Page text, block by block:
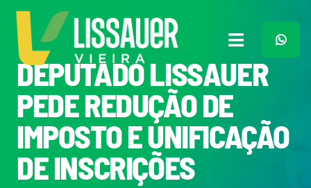
para
conteúdo
Toggle
Navigation
Home
Plano de Governo
Meu Trabalho
DEPUTADO LISSAUER
PEDE REDUÇÃO DE
IMPOSTO E UNIFICAÇÃO
DE INSCRIÇÕES